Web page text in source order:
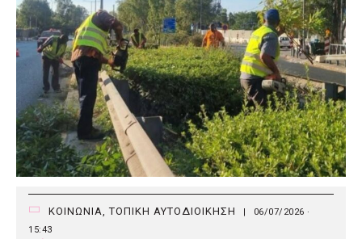
ΚΟΙΝΩΝΙΑ ,ΤΟΠΙΚΗ ΑΥΤΟΔΙΟΙΚΗΣΗ |
06/07/2026 ·
15:43